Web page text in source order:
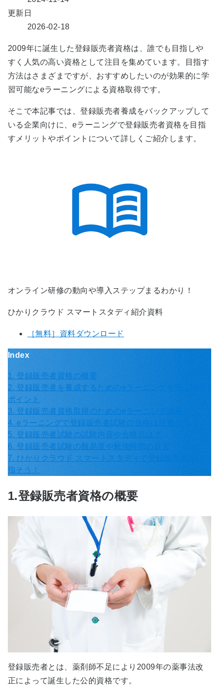
更新日
2026-02-18
2009年に誕生した登録販売者資格は、誰でも目指しや
すく人気の高い資格として注目を集めています。目指す
方法はさまざまですが、おすすめしたいのが効果的に学
習可能なeラーニングによる資格取得です。
そこで本記事では、登録販売者養成をバックアップして
いる企業向けに、eラーニングで登録販売者資格を目指
すメリットやポイントについて詳しくご紹介します。
オンライン研修の動向や導入ステップまるわかり！
ひかりクラウド スマートスタディ紹介資料
［無料］資料ダウンロード
Index
1. 登録販売者資格の概要
2. 登録販売者を養成するためのeラーニングを選ぶ時の
ポイント
3. 登録販売者資格取得のためのeラーニング講座
4. eラーニングで登録販売者試験の合格は目指せる？
5. 登録販売者試験の試験内容や合格点は？
6. 登録販売者試験の難易度や勉強時間の目安
7. ひかりクラウド スマートスタディで登録販売者を目
指そう！
1.登録販売者資格の概要
登録販売者とは、薬剤師不足により2009年の薬事法改
正によって誕生した公的資格です。